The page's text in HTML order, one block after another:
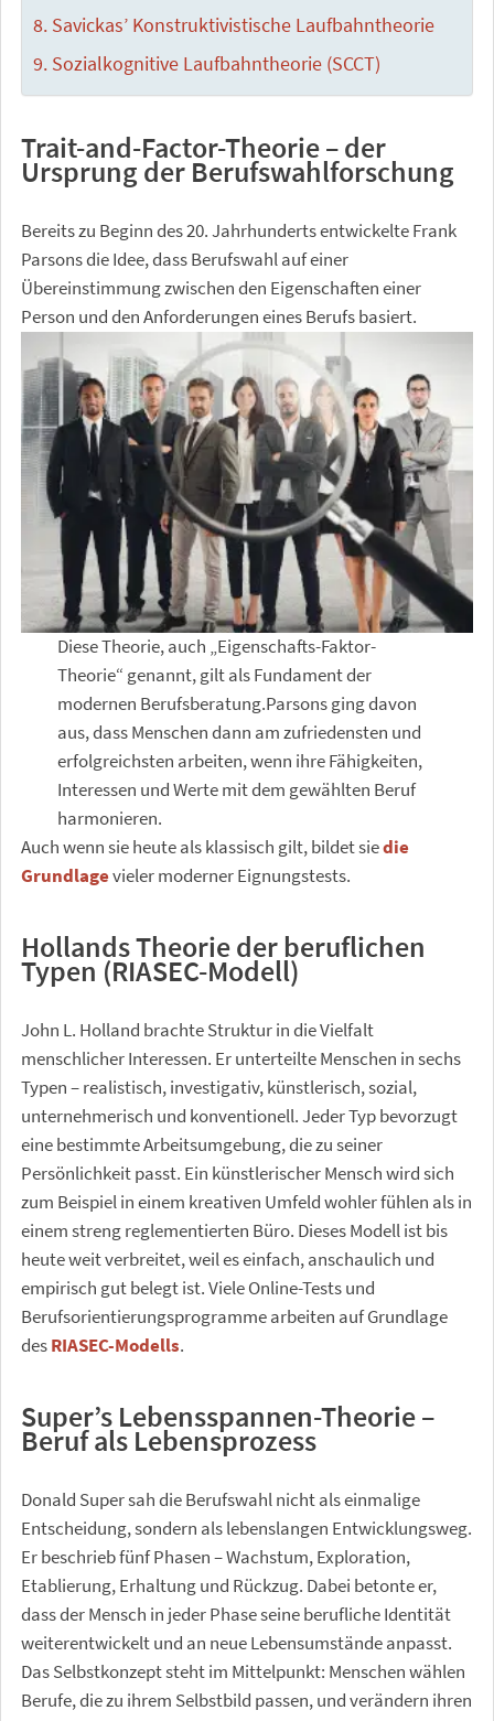
Savickas’ Konstruktivistische Laufbahntheorie
Sozialkognitive Laufbahntheorie (SCCT)
Trait-and-Factor-Theorie – der
Ursprung der Berufswahlforschung
Bereits zu Beginn des 20. Jahrhunderts entwickelte Frank
Parsons die Idee, dass Berufswahl auf einer
Übereinstimmung zwischen den Eigenschaften einer
Person und den Anforderungen eines Berufs basiert.
Diese Theorie, auch „Eigenschafts-Faktor-
Theorie“ genannt, gilt als Fundament der
modernen Berufsberatung.Parsons ging davon
aus, dass Menschen dann am zufriedensten und
erfolgreichsten arbeiten, wenn ihre Fähigkeiten,
Interessen und Werte mit dem gewählten Beruf
harmonieren.
Auch wenn sie heute als klassisch gilt, bildet siedie
Grundlagevieler moderner Eignungstests.
Hollands Theorie der beruflichen
Typen (RIASEC-Modell)
John L. Holland brachte Struktur in die Vielfalt
menschlicher Interessen. Er unterteilte Menschen in sechs
Typen – realistisch, investigativ, künstlerisch, sozial,
unternehmerisch und konventionell. Jeder Typ bevorzugt
eine bestimmte Arbeitsumgebung, die zu seiner
Persönlichkeit passt. Ein künstlerischer Mensch wird sich
zum Beispiel in einem kreativen Umfeld wohler fühlen als in
einem streng reglementierten Büro. Dieses Modell ist bis
heute weit verbreitet, weil es einfach, anschaulich und
empirisch gut belegt ist. Viele Online-Tests und
Berufsorientierungsprogramme arbeiten auf Grundlage
desRIASEC-Modells.
Super’s Lebensspannen-Theorie –
Beruf als Lebensprozess
Donald Super sah die Berufswahl nicht als einmalige
Entscheidung, sondern als lebenslangen Entwicklungsweg.
Er beschrieb fünf Phasen – Wachstum, Exploration,
Etablierung, Erhaltung und Rückzug. Dabei betonte er,
dass der Mensch in jeder Phase seine berufliche Identität
weiterentwickelt und an neue Lebensumstände anpasst.
Das Selbstkonzept steht im Mittelpunkt: Menschen wählen
Berufe, die zu ihrem Selbstbild passen, und verändern ihren